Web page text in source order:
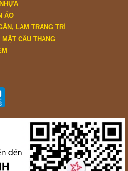
ÁO
LAM TRANG TRÍ
MẶT CẦU THANG